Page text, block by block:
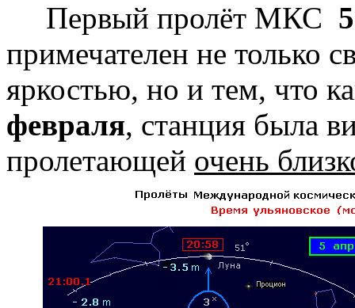
Первый пролёт МКС
примечателен не только
яркостью, но и тем, что
февраля, станция была
пролетающей очень